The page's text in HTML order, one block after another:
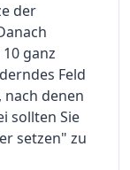
der
ganz
Feld
denen
sollten Sie
setzen" zu